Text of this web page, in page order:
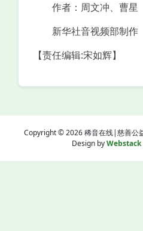
作者：周文冲、曹星
新华社音视频部制作
【责任编辑:宋如辉】
Copyright © 2026 稀音在线|慈善公
Design byWebstack